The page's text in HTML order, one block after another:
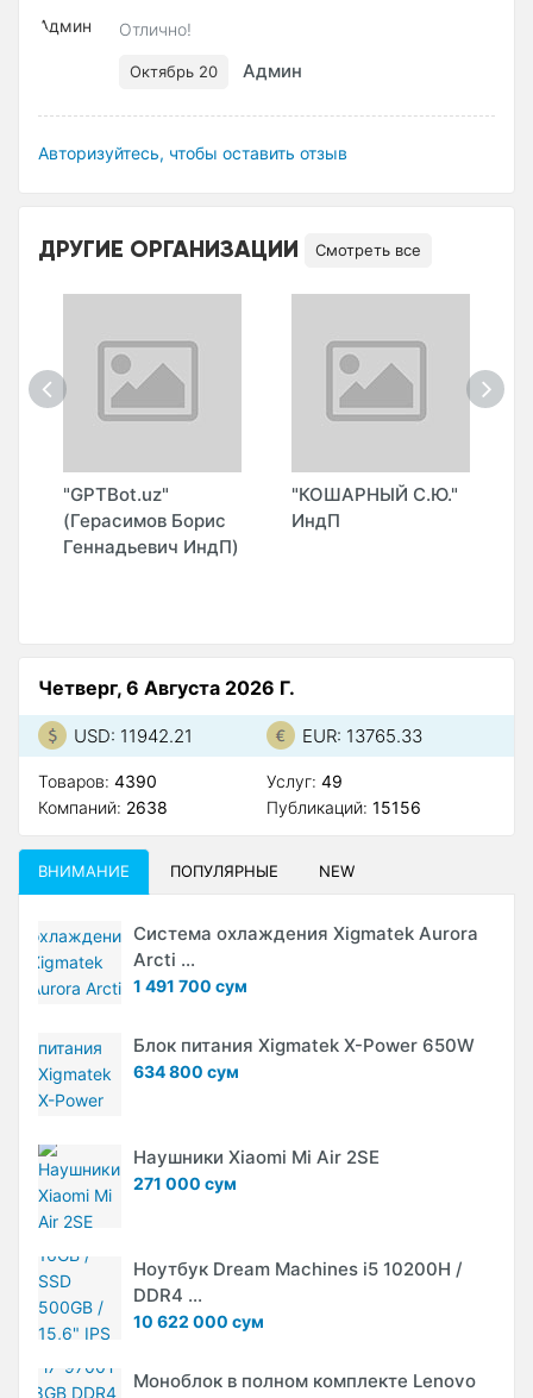
Отлично!
Октябрь 20 Админ
Авторизуйтесь, чтобы оставить отзыв
ДРУГИЕ ОРГАНИЗАЦИИ Смотреть все
"GPTBot.uz"
(Герасимов Борис
Геннадьевич ИндП)
"КОШАРНЫЙ С.Ю."
ИндП
Четверг, 6 Августа 2026 Г.
USD: 11942.21 EUR: 13765.33
Товаров: 4390
Компаний: 2638
Услуг: 49
Публикаций: 15156
ВНИМАНИЕ ПОПУЛЯРНЫЕ NEW
Система охлаждения Xigmatek Aurora
Arcti ...
1 491 700 сум
Блок питания Xigmatek X-Power 650W
634 800 сум
Наушники Xiaomi Mi Air 2SE
271 000 сум
Ноутбук Dream Machines i5 10200H /
DDR4 ...
10 622 000 сум
Моноблок в полном комплекте Lenovo